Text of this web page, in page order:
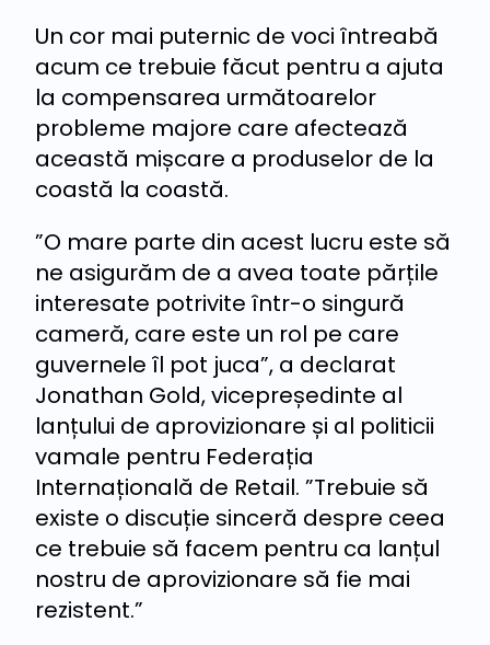
Un cor mai puternic de voci întreabă
acum ce trebuie făcut pentru a ajuta
la compensarea următoarelor
probleme majore care afectează
această mișcare a produselor de la
coastă la coastă.
”O mare parte din acest lucru este să
ne asigurăm de a avea toate părțile
interesate potrivite într-o singură
cameră, care este un rol pe care
guvernele îl pot juca”, a declarat
Jonathan Gold, vicepreședinte al
lanțului de aprovizionare și al politicii
vamale pentru Federația
Internațională de Retail. ”Trebuie să
existe o discuție sinceră despre ceea
ce trebuie să facem pentru ca lanțul
nostru de aprovizionare să fie mai
rezistent.”